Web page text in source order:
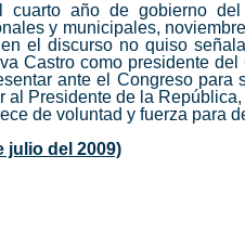
año de gobierno
y municipales,
el discurso no quiso
Castro como presidente
ante el Congreso para
al Presidente de la
de voluntad y fuerza para
julio del 2009)